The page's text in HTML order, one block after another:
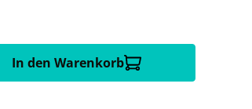
In den Warenkorb